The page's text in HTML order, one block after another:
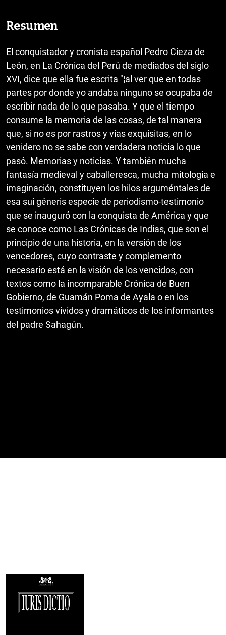
Resumen
El conquistador y cronista español Pedro Cieza de
León, en La Crónica del Perú de mediados del siglo
XVI, dice que ella fue escrita "¦al ver que en todas
partes por donde yo andaba ninguno se ocupaba de
escribir nada de lo que pasaba. Y que el tiempo
consume la memoria de las cosas, de tal manera
que, si no es por rastros y vías exquisitas, en lo
venidero no se sabe con verdadera noticia lo que
pasó. Memorias y noticias. Y también mucha
fantasía medieval y caballeresca, mucha mitología e
imaginación, constituyen los hilos arguméntales de
esa sui géneris especie de periodismo-testimonio
que se inauguró con la conquista de América y que
se conoce como Las Crónicas de Indias, que son el
principio de una historia, en la versión de los
vencedores, cuyo contraste y complemento
necesario está en la visión de los vencidos, con
textos como la incomparable Crónica de Buen
Gobierno, de Guamán Poma de Ayala o en los
testimonios vividos y dramáticos de los informantes
del padre Sahagún.
Imagen de portada